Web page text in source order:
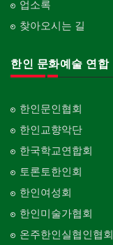
업소록
찾아오시는 길
한인 문화예술 연합
한인문인협회
한인교향악단
한국학교연합회
토론토한인회
한인여성회
한인미술가협회
온주한인실협인협회